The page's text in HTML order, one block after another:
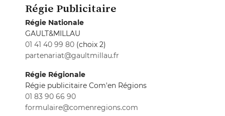
Régie Publicitaire
Régie Nationale
GAULT&MILLAU
01 41 40 99 80 (choix 2)
partenariat@gaultmillau.fr
Régie Régionale
Régie publicitaire Com'en Régions
01 83 90 66 90
formulaire@comenregions.com